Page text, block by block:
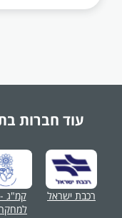
עוד חברות
רכבת ישראל
קמ"ג